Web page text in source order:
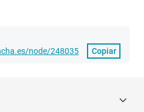
node/248035
Copiar